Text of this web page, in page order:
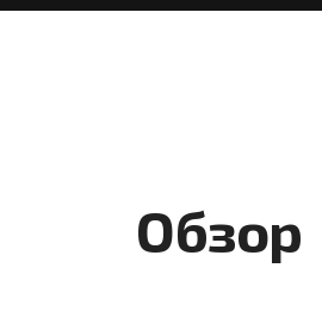
Обзор